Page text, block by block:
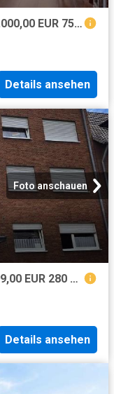
Wohnung zum Kaufen in Hürth 312.000,00 EUR 75 m²
Details ansehen
Foto anschauen
Haus zum Kaufen in Hürth 1.299.999,00 EUR 280 m²
Details ansehen